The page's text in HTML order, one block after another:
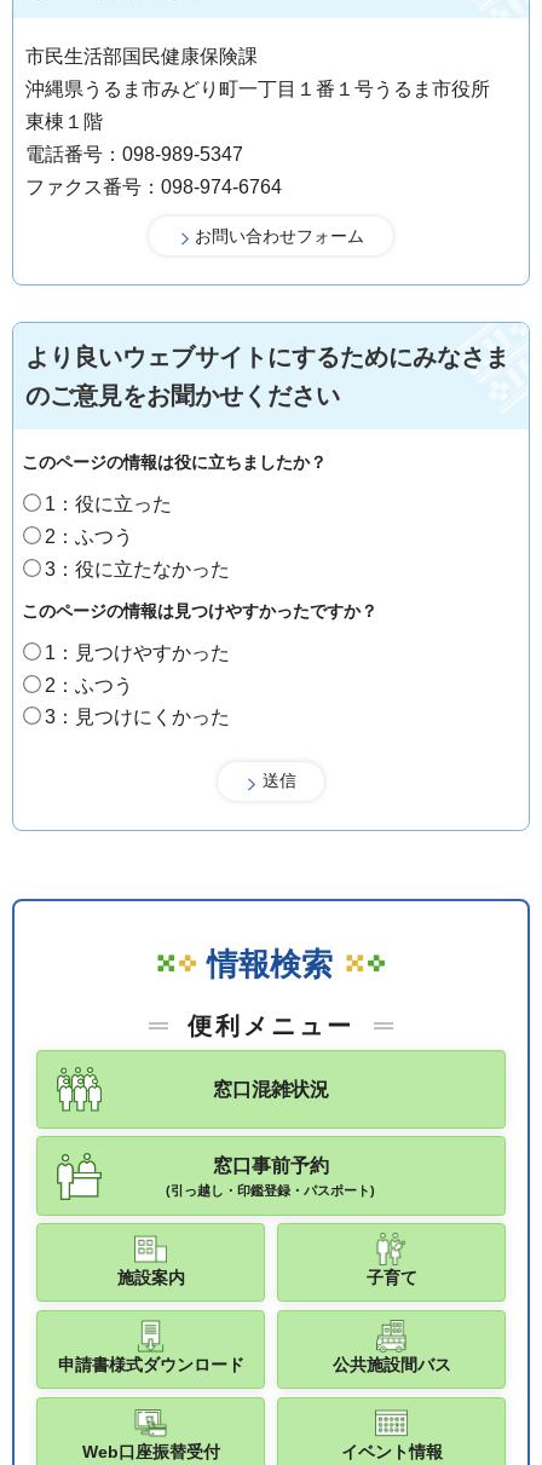
市民生活部国民健康保険課
沖縄県うるま市みどり町一丁目１番１号うるま市役所
東棟１階
電話番号：098-989-5347
ファクス番号：098-974-6764
より良いウェブサイトにするためにみなさま
のご意見をお聞かせください
このページの情報は役に立ちましたか？
1：役に立った
2：ふつう
3：役に立たなかった
このページの情報は見つけやすかったですか？
1：見つけやすかった
2：ふつう
3：見つけにくかった
情報検索
便利メニュー
窓口混雑状況
窓口事前予約
(引っ越し・印鑑登録・パスポート)
施設案内 子育て
申請書様式ダウンロード 公共施設間バス
Web口座振替受付 イベント情報